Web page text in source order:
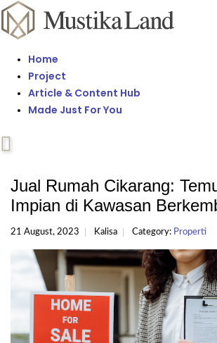
Home
Project
Article & Content Hub
Made Just For You
Jual Rumah Cikarang:
Impian di Kawasan
21 August, 2023 Kalisa Category: Properti